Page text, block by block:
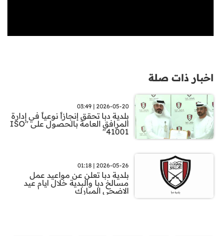
اخبار ذات صلة
2026-05-20 | 03:49
بلدية دبا تحقق إنجازاً نوعياً في إدارة
المرافق العامة بالحصول على "ISO
41001"
2026-05-26 | 01:18
بلدية دبا تعلن عن مواعيد عمل
مسالخ دبا والبدية خلال ايام عيد
الاضحى المبارك